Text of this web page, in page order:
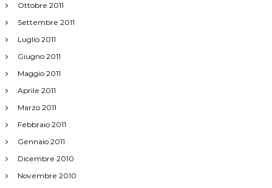
Ottobre 2011
Settembre 2011
Luglio 2011
Giugno 2011
Maggio 2011
Aprile 2011
Marzo 2011
Febbraio 2011
Gennaio 2011
Dicembre 2010
Novembre 2010